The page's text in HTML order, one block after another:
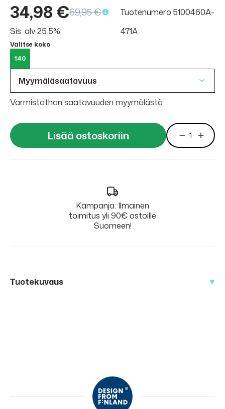
34,98 €69,95 €
Sis. alv 25.5%
Tuotenumero:5100460A-
471A
Valitse koko
140
Myymäläsaatavuus
Varmistathan saatavuuden myymälästä
Lisää ostoskoriin
Kampanja: Ilmainen
toimitus yli 90€ ostoille
Suomeen!
Tuotekuvaus